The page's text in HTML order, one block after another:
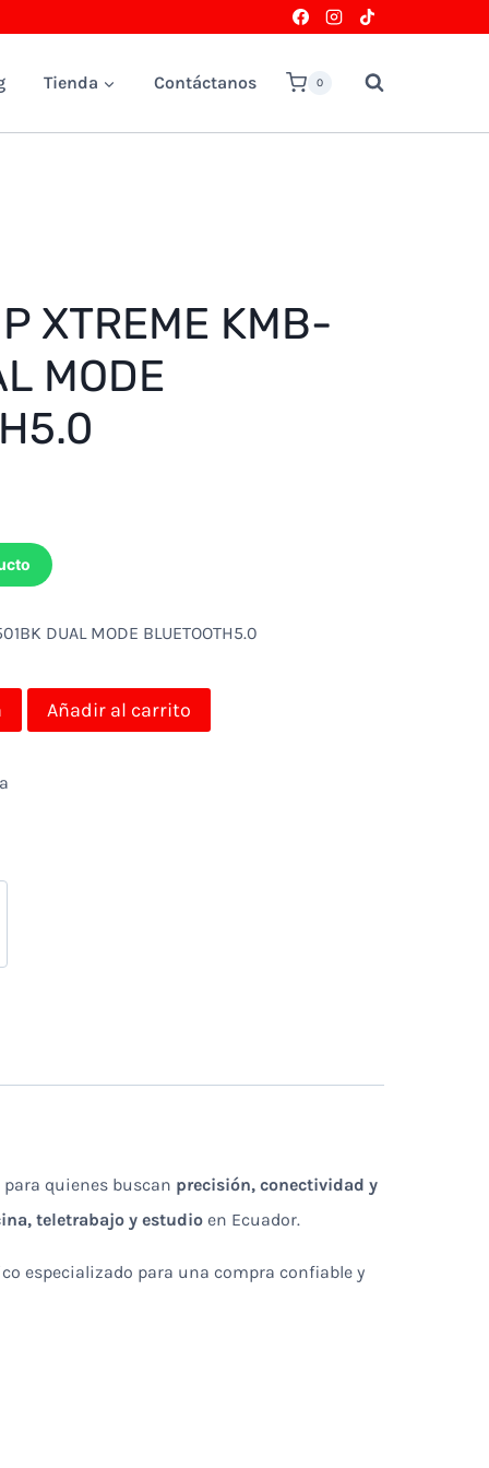
Tienda Contáctanos 0
XTREME KMB-
MODE
DUAL MODE BLUETOOTH5.0
Añadir al carrito
quienes buscan precisión, conectividad y
teletrabajo y estudio en Ecuador.
especializado para una compra confiable y